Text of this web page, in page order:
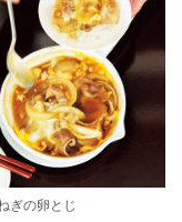
ぎの卵とじ